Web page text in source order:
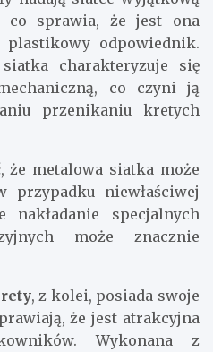
co sprawia, że jest ona
odpowiednik.
charakteryzuje się
co czyni ją
przenikaniu kretych
że metalowa siatka może
przypadku niewłaściwej
nakładanie specjalnych
może znacznie
, z kolei, posiada swoje
że jest atrakcyjna
Wykonana z